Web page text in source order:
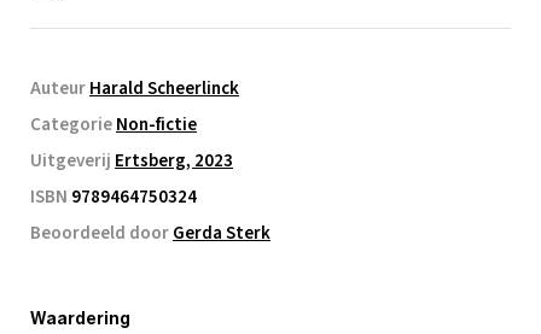
AuteurHarald Scheerlinck
CategorieNon-fictie
Uitgeverij Ertsberg, 2023
ISBN 9789464750324
Beoordeeld doorGerda Sterk
Waardering